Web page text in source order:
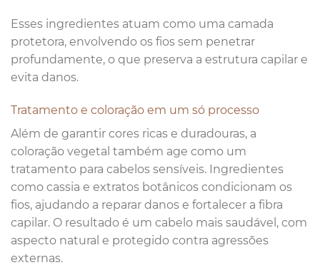
Esses ingredientes atuam como uma camada
protetora, envolvendo os fios sem penetrar
profundamente, o que preserva a estrutura capilar e
evita danos.
Tratamento e coloração em um só processo
Além de garantir cores ricas e duradouras, a
coloração vegetal também age como um
tratamento para cabelos sensíveis. Ingredientes
como cassia e extratos botânicos condicionam os
fios, ajudando a reparar danos e fortalecer a fibra
capilar. O resultado é um cabelo mais saudável, com
aspecto natural e protegido contra agressões
externas.